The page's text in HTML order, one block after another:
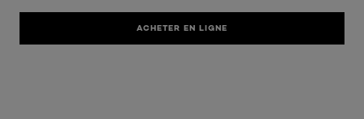
ACHETER EN LIGNE